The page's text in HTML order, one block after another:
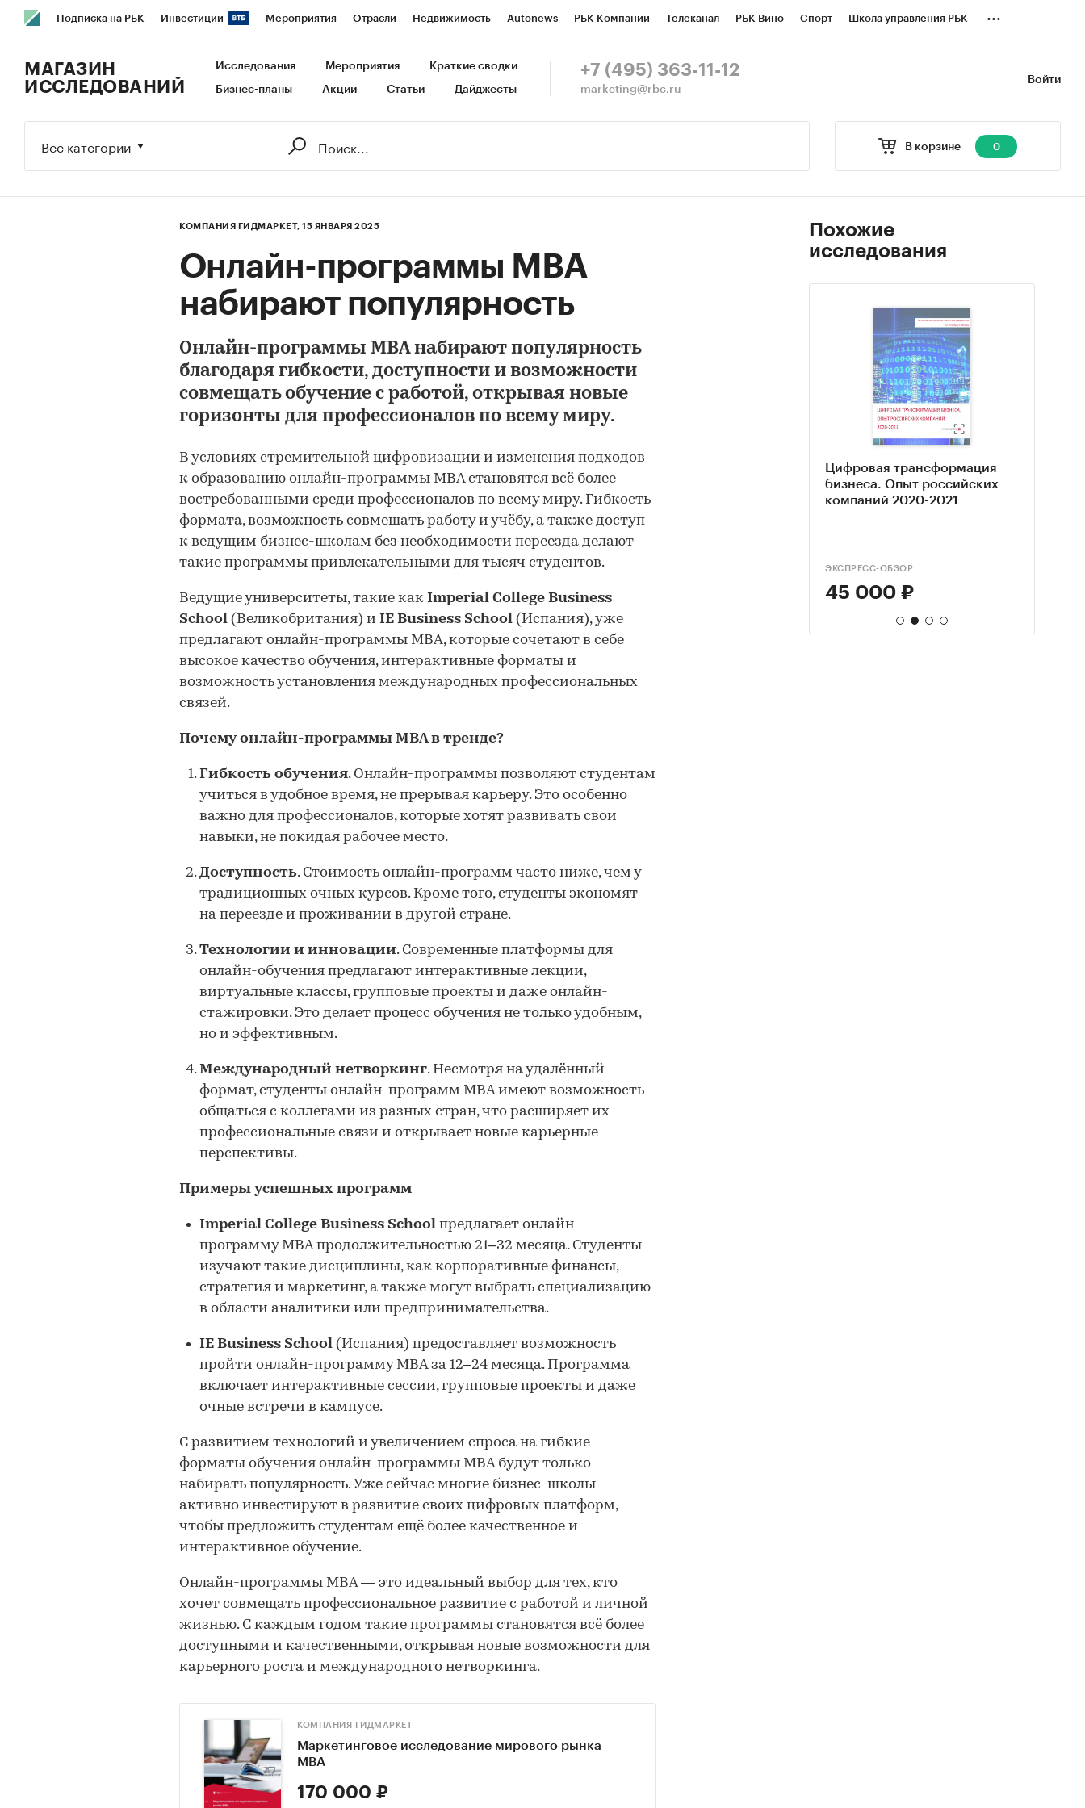
Подписка на РБК Инвестиции Мероприятия Отрасли Недвижимость Autonews РБК Компании Телеканал РБК Вино Спорт Школа управления РБК
Исследования Кредитные рейтинги Франшизы Газета Спецпроекты СПб Конференции СПб Спецпроекты
...
Войти
МАГАЗИН
ИССЛЕДОВАНИЙ
Исследования Мероприятия Краткие сводки
Бизнес-планы Акции Статьи Дайджесты
+7 (495) 363-11-12
marketing@rbc.ru
В корзине 0
Все категории
КОМПАНИЯ ГИДМАРКЕТ, 15 ЯНВАРЯ 2025
Онлайн-программы MBA
набирают популярность
Онлайн-программы MBA набирают популярность
благодаря гибкости, доступности и возможности
совмещать обучение с работой, открывая новые
горизонты для профессионалов по всему миру.
В условиях стремительной цифровизации и изменения подходов
к образованию онлайн-программы MBA становятся всё более
востребованными среди профессионалов по всему миру. Гибкость
формата, возможность совмещать работу и учёбу, а также доступ
к ведущим бизнес-школам без необходимости переезда делают
такие программы привлекательными для тысяч студентов.
Ведущие университеты, такие как Imperial College Business
School (Великобритания) и IE Business School (Испания), уже
предлагают онлайн-программы MBA, которые сочетают в себе
высокое качество обучения, интерактивные форматы и
возможность установления международных профессиональных
связей.
Почему онлайн-программы MBA в тренде?
Гибкость обучения. Онлайн-программы позволяют студентам
учиться в удобное время, не прерывая карьеру. Это особенно
важно для профессионалов, которые хотят развивать свои
навыки, не покидая рабочее место.
Доступность. Стоимость онлайн-программ часто ниже, чем у
традиционных очных курсов. Кроме того, студенты экономят
на переезде и проживании в другой стране.
Технологии и инновации. Современные платформы для
онлайн-обучения предлагают интерактивные лекции,
виртуальные классы, групповые проекты и даже онлайн-
стажировки. Это делает процесс обучения не только удобным,
но и эффективным.
Международный нетворкинг. Несмотря на удалённый
формат, студенты онлайн-программ MBA имеют возможность
общаться с коллегами из разных стран, что расширяет их
профессиональные связи и открывает новые карьерные
перспективы.
Примеры успешных программ
Imperial College Business School предлагает онлайн-
программу MBA продолжительностью 21–32 месяца. Студенты
изучают такие дисциплины, как корпоративные финансы,
стратегия и маркетинг, а также могут выбрать специализацию
в области аналитики или предпринимательства.
IE Business School (Испания) предоставляет возможность
пройти онлайн-программу MBA за 12–24 месяца. Программа
включает интерактивные сессии, групповые проекты и даже
очные встречи в кампусе.
С развитием технологий и увеличением спроса на гибкие
форматы обучения онлайн-программы MBA будут только
набирать популярность. Уже сейчас многие бизнес-школы
активно инвестируют в развитие своих цифровых платформ,
чтобы предложить студентам ещё более качественное и
интерактивное обучение.
Онлайн-программы MBA — это идеальный выбор для тех, кто
хочет совмещать профессиональное развитие с работой и личной
жизнью. С каждым годом такие программы становятся всё более
доступными и качественными, открывая новые возможности для
карьерного роста и международного нетворкинга.
КОМПАНИЯ ГИДМАРКЕТ
Маркетинговое исследование мирового рынка
МВА
170 000 ₽
Похожие
исследования
Маркетинговое
исследование мирового
рынка МВА
КОМПАНИЯ ГИДМАРКЕТ
170 000 ₽
Цифровая трансформация
бизнеса. Опыт российских
компаний 2020-2021
ЭКСПРЕСС-ОБЗОР
45 000 ₽